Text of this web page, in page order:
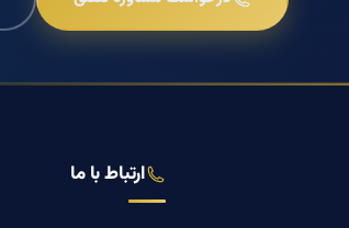
ارتباط با ما